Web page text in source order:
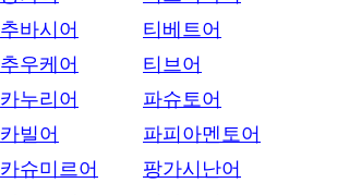
추바시어
추우케어
카누리어
카빌어
카슈미르어
티베트어
티브어
파슈토어
파피아멘토어
팡가시난어